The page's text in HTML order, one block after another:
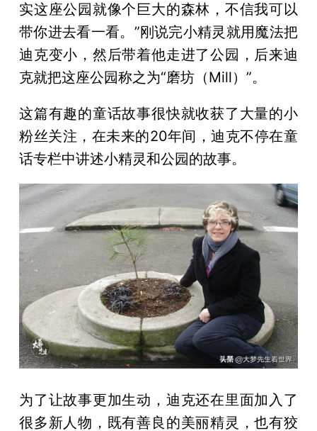
实这座公园就像个巨大的森林，不信我可以
带你进去看一看。”刚说完小精灵就用魔法把
迪克变小，然后带着他走进了公园，后来迪
克就把这座公园称之为“磨坊（Mill）”。
这篇有趣的童话故事很快就收获了大量的小
粉丝关注，在未来的20年间，迪克不停在童
话专栏中讲述小精灵和公园的故事。
为了让故事更加生动，迪克还在里面加入了
很多新人物，既有善良的美丽精灵，也有狡